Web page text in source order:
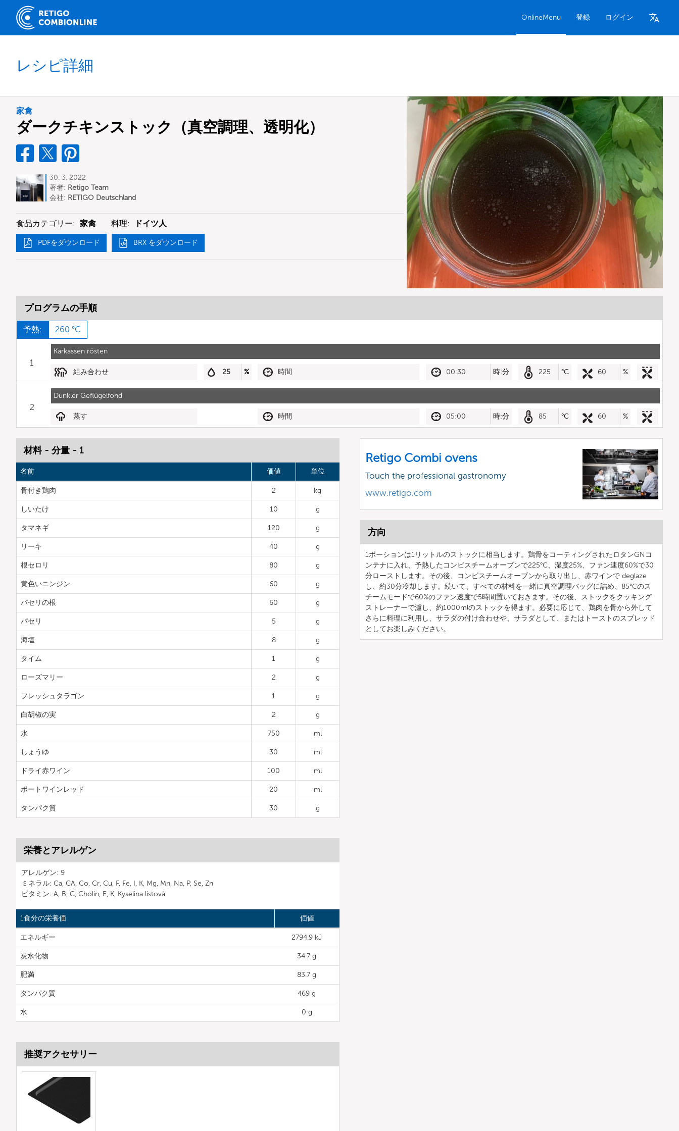
OnlineMenu 登録 ログイン
レシピ詳細
家禽
ダークチキンストック（真空調理、透明化）
30. 3. 2022
著者: Retigo Team
Deutschland
会社: RETIGO Deutschland
食品カテゴリー: 家禽 料理: ドイツ人
PDFをダウンロード BRX をダウンロード
プログラムの手順
予熱: 260 °C
Karkassen rösten
1
組み合わせ 25 % 時間 00:30 時:分 225 °C 60 %
Dunkler Geflügelfond
2
蒸す 時間 05:00 時:分 85 °C 60 %
材料 - 分量 - 1
名前 価値 単位
骨付き鶏肉 2 kg
しいたけ 10 g
タマネギ 120 g
リーキ 40 g
根セロリ 80 g
黄色いニンジン 60 g
パセリの根 60 g
パセリ 5 g
海塩 8 g
タイム 1 g
ローズマリー 2 g
フレッシュタラゴン 1 g
白胡椒の実 2 g
水 750 ml
しょうゆ 30 ml
ドライ赤ワイン 100 ml
ポートワインレッド 20 ml
タンパク質 30 g
栄養とアレルゲン
アレルゲン: 9
ミネラル: Ca, CA, Co, Cr, Cu, F, Fe, I, K, Mg, Mn, Na, P, Se, Zn
ビタミン: A, B, C, Cholin, E, K, Kyselina listová
1食分の栄養価 価値
エネルギー 2794.9 kJ
炭水化物 34.7 g
肥満 83.7 g
タンパク質 469 g
水 0 g
Retigo Combi ovens
Touch the professional gastronomy
www.retigo.com
方向
1ポーションは1リットルのストックに相当します。鶏骨をコーティングされたロタンGNコ
ンテナに入れ、予熱したコンビスチームオーブンで225°C、湿度25%、ファン速度60%で30
分ローストします。その後、コンビスチームオーブンから取り出し、赤ワインで deglaze
し、約30分冷却します。続いて、すべての材料を一緒に真空調理バッグに詰め、85°Cのス
チームモードで60%のファン速度で5時間置いておきます。その後、ストックをクッキング
ストレーナーで濾し、約1000mlのストックを得ます。必要に応じて、鶏肉を骨から外して
さらに料理に利用し、サラダの付け合わせや、サラダとして、またはトーストのスプレッド
としてお楽しみください。
推奨アクセサリー